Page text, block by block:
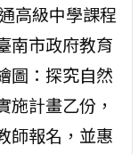
高級中學課程
南市政府教育
圖：探究自然
施計畫乙份，
師報名，並惠